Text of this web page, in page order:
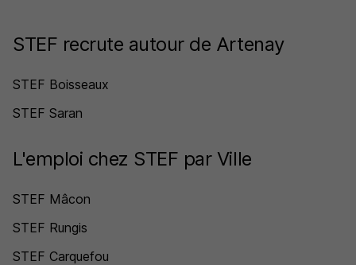
STEF recrute autour de Artenay
STEF Boisseaux
STEF Saran
L'emploi chez STEF par Ville
STEF Mâcon
STEF Rungis
STEF Carquefou